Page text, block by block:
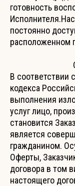
готовность
постоянно
расположенном
В соответствии
кодекса
выполнения
услуг лицо,
становится
является
гражданином.
Оферты,
договора в том
настоящего